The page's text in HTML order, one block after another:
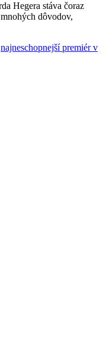
Hegera stáva čoraz
dôvodov,
najneschopnejší premiér v